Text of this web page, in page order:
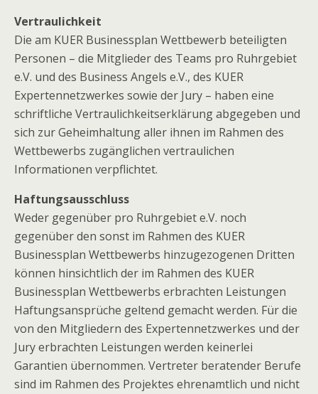
Vertraulichkeit
Die am KUER Businessplan Wettbewerb beteiligten
Personen – die Mitglieder des Teams pro Ruhrgebiet
e.V. und des Business Angels e.V., des KUER
Expertennetzwerkes sowie der Jury – haben eine
schriftliche Vertraulichkeitserklärung abgegeben und
sich zur Geheimhaltung aller ihnen im Rahmen des
Wettbewerbs zugänglichen vertraulichen
Informationen verpflichtet.
Haftungsausschluss
Weder gegenüber pro Ruhrgebiet e.V. noch
gegenüber den sonst im Rahmen des KUER
Businessplan Wettbewerbs hinzugezogenen Dritten
können hinsichtlich der im Rahmen des KUER
Businessplan Wettbewerbs erbrachten Leistungen
Haftungsansprüche geltend gemacht werden. Für die
von den Mitgliedern des Expertennetzwerkes und der
Jury erbrachten Leistungen werden keinerlei
Garantien übernommen. Vertreter beratender Berufe
sind im Rahmen des Projektes ehrenamtlich und nicht